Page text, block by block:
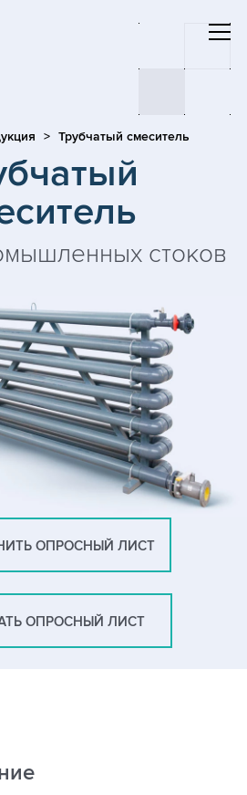
Трубчатый смеситель
стоков
ОПРОСНЫЙ ЛИСТ
ОПРОСНЫЙ ЛИСТ